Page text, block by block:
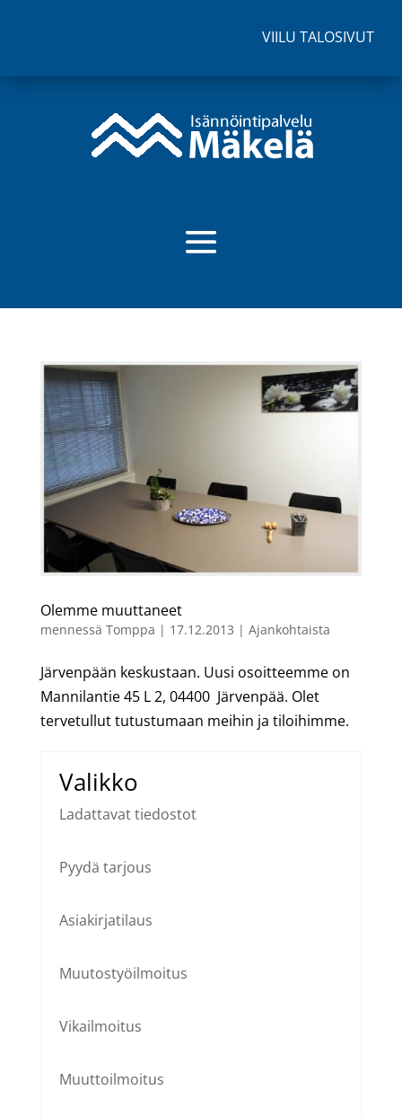
VIILU TALOSIVUT
Olemme muuttaneet
mennessä Tomppa | 17.12.2013 | Ajankohtaista
Järvenpään keskustaan. Uusi osoitteemme on
Mannilantie 45 L 2, 04400 Järvenpää. Olet
tervetullut tutustumaan meihin ja tiloihimme.
Valikko
Ladattavat tiedostot
Pyydä tarjous
Asiakirjatilaus
Muutostyöilmoitus
Vikailmoitus
Muuttoilmoitus